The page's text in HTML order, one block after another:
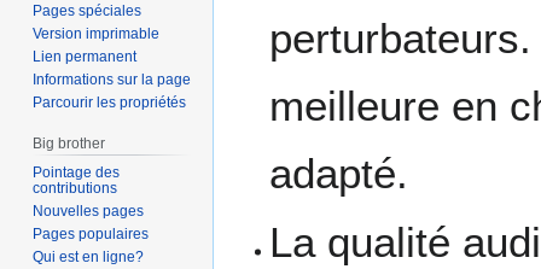
meilleure en
adapté.
La qualité
Pages spéciales
Version imprimable
Lien permanent
Informations sur la page
Parcourir les propriétés
Big brother
Pointage des
contributions
Nouvelles pages
Pages populaires
Qui est en ligne?